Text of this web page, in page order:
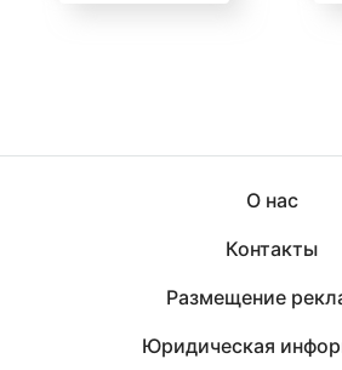
О нас
Контакты
Размещение
Юридическая